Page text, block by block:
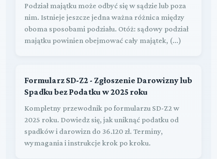
Podział majątku może odbyć się w sądzie lub poza
nim. Istnieje jeszcze jedna ważna różnica między
oboma sposobami podziału. Otóż: sądowy podział
majątku powinien obejmować cały majątek, (...)
Formularz SD-Z2 - Zgłoszenie Darowizny lub
Spadku bez Podatku w 2025 roku
Kompletny przewodnik po formularzu SD-Z2 w
2025 roku. Dowiedz się, jak uniknąć podatku od
spadków i darowizn do 36.120 zł. Terminy,
wymagania i instrukcje krok po kroku.